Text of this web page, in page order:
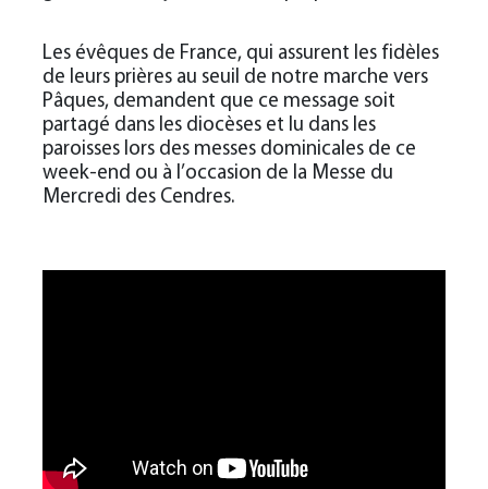
Les évêques de France, qui assurent les fidèles
de leurs prières au seuil de notre marche vers
Pâques, demandent que ce message soit
partagé dans les diocèses et lu dans les
paroisses lors des messes dominicales de ce
week-end ou à l’occasion de la Messe du
Mercredi des Cendres.